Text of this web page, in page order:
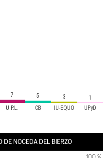
U.P.L. CB IU-EQUO UPyD
7 5 3 1
DE NOCEDA DEL BIERZO